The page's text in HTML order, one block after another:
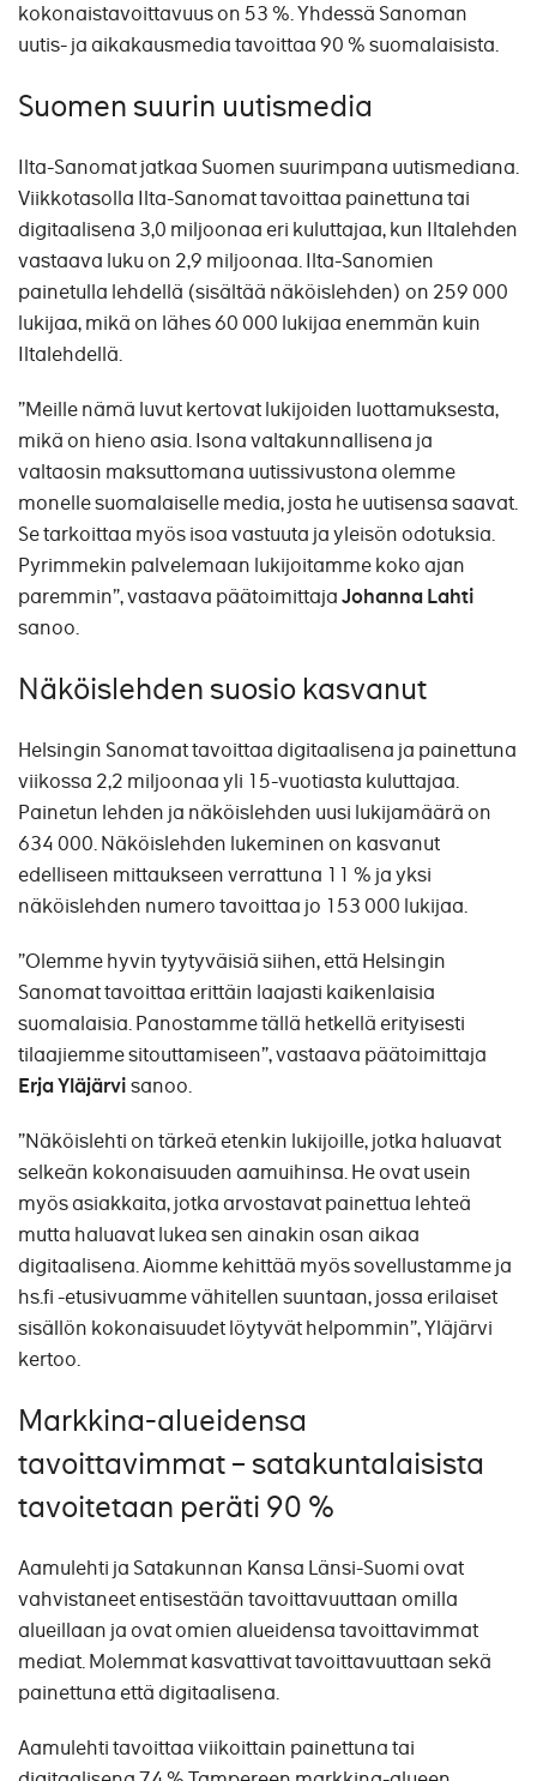
kokonaistavoittavuus on 53 %. Yhdessä Sanoman
uutis- ja aikakausmedia tavoittaa 90 % suomalaisista.
Suomen suurin uutismedia
Ilta-Sanomat jatkaa Suomen suurimpana uutismediana.
Viikkotasolla Ilta-Sanomat tavoittaa painettuna tai
digitaalisena 3,0 miljoonaa eri kuluttajaa, kun Iltalehden
vastaava luku on 2,9 miljoonaa. Ilta-Sanomien
painetulla lehdellä (sisältää näköislehden) on 259 000
lukijaa, mikä on lähes 60 000 lukijaa enemmän kuin
Iltalehdellä.
”Meille nämä luvut kertovat lukijoiden luottamuksesta,
mikä on hieno asia. Isona valtakunnallisena ja
valtaosin maksuttomana uutissivustona olemme
monelle suomalaiselle media, josta he uutisensa saavat.
Se tarkoittaa myös isoa vastuuta ja yleisön odotuksia.
Pyrimmekin palvelemaan lukijoitamme koko ajan
paremmin”, vastaava päätoimittajaJohanna Lahti
sanoo.
Näköislehden suosio kasvanut
Helsingin Sanomat tavoittaa digitaalisena ja painettuna
viikossa 2,2 miljoonaa yli 15-vuotiasta kuluttajaa.
Painetun lehden ja näköislehden uusi lukijamäärä on
634 000. Näköislehden lukeminen on kasvanut
edelliseen mittaukseen verrattuna 11 % ja yksi
näköislehden numero tavoittaa jo 153 000 lukijaa.
”Olemme hyvin tyytyväisiä siihen, että Helsingin
Sanomat tavoittaa erittäin laajasti kaikenlaisia
suomalaisia. Panostamme tällä hetkellä erityisesti
tilaajiemme sitouttamiseen”, vastaava päätoimittaja
Erja Yläjärvisanoo.
”Näköislehti on tärkeä etenkin lukijoille, jotka haluavat
selkeän kokonaisuuden aamuihinsa. He ovat usein
myös asiakkaita, jotka arvostavat painettua lehteä
mutta haluavat lukea sen ainakin osan aikaa
digitaalisena. Aiomme kehittää myös sovellustamme ja
hs.fi -etusivuamme vähitellen suuntaan, jossa erilaiset
sisällön kokonaisuudet löytyvät helpommin”, Yläjärvi
kertoo.
Markkina-alueidensa
tavoittavimmat – satakuntalaisista
tavoitetaan peräti 90 %
Aamulehti ja Satakunnan Kansa Länsi-Suomi ovat
vahvistaneet entisestään tavoittavuuttaan omilla
alueillaan ja ovat omien alueidensa tavoittavimmat
mediat. Molemmat kasvattivat tavoittavuuttaan sekä
painettuna että digitaalisena.
Aamulehti tavoittaa viikoittain painettuna tai